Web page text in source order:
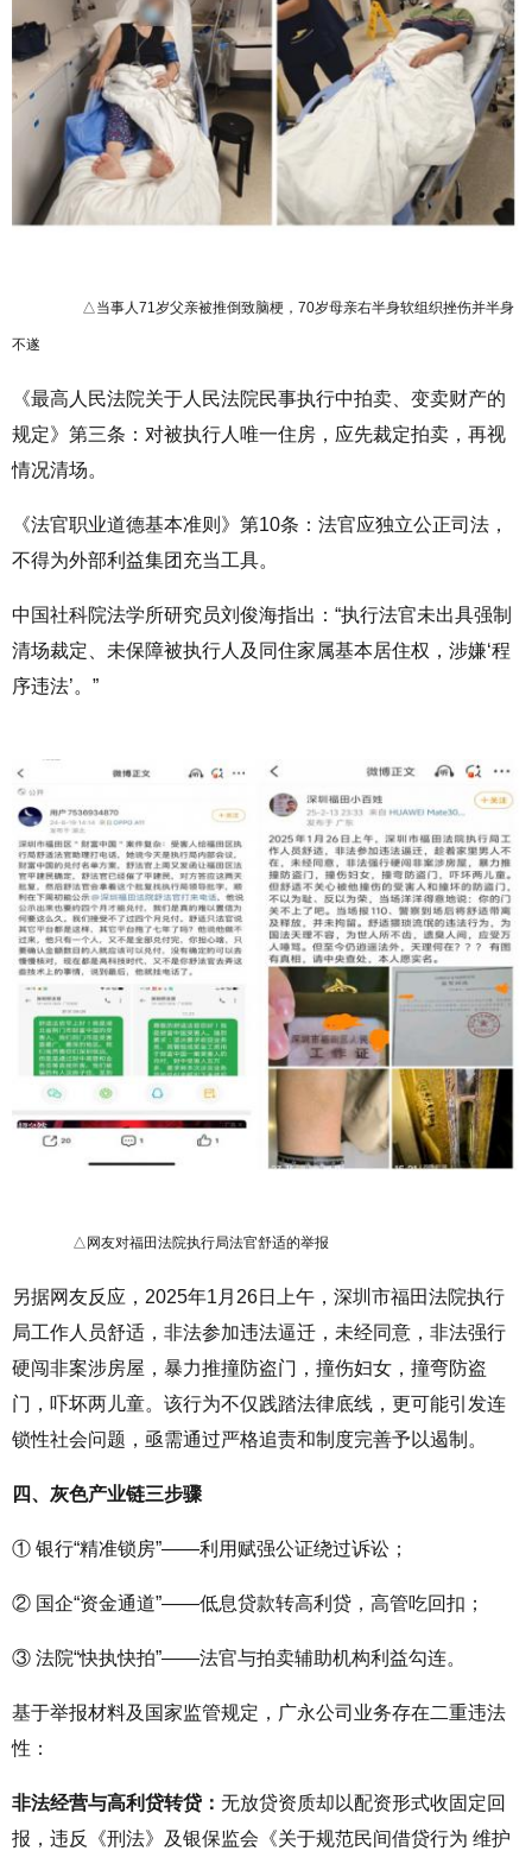
△当事人 71 岁父亲被推倒致脑梗， 70岁母亲右半身软组织挫伤并半身
不遂
《最高人民法院关于人民法院民事执行中拍卖、变卖财产的
规定》第三条：对被执行人唯一住房，应先裁定拍卖，再视
情况清场。
《法官职业道德基本准则》第10条：法官应独立公正司法，
不得为外部利益集团充当工具。
中国社科院法学所研究员刘俊海指出：“执行法官未出具强制
清场裁定、未保障被执行人及同住家属基本居住权，涉嫌‘程
序违法’。”
△网友对福田法院执行局法官舒适的举报
另据网友反应， 2025年1 月 26日上午，深圳市福田法院执行
局工作人员舒适，非法参加违法逼迁，未经同意，非法强行
硬闯非案涉房屋，暴力推撞防盗门，撞伤妇女，撞弯防盗
门，吓坏两儿童。该行为不仅践踏法律底线，更可能引发连
锁性社会问题，亟需通过严格追责和制度完善予以遏制。
四、灰色产业链三步骤
① 银行“精准锁房”——利用赋强公证绕过诉讼；
② 国企“资金通道”——低息贷款转高利贷，高管吃回扣；
③ 法院“快执快拍”——法官与拍卖辅助机构利益勾连。
基于举报材料及国家监管规定，广永公司业务存在二重违法
性：
非法经营与高利贷转贷： 无放贷资质却以配资形式收固定回
报，违反《刑法》及银保监会《关于规范民间借贷行为 维护